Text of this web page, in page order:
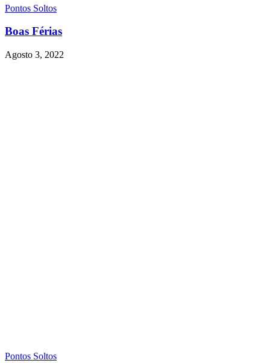
Pontos Soltos
Boas Férias
Agosto 3, 2022
Pontos Soltos